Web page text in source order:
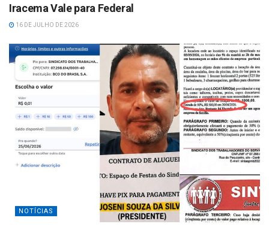
Iracema Vale para Federal
16 DE JULHO DE 2026
NOTÍCIAS